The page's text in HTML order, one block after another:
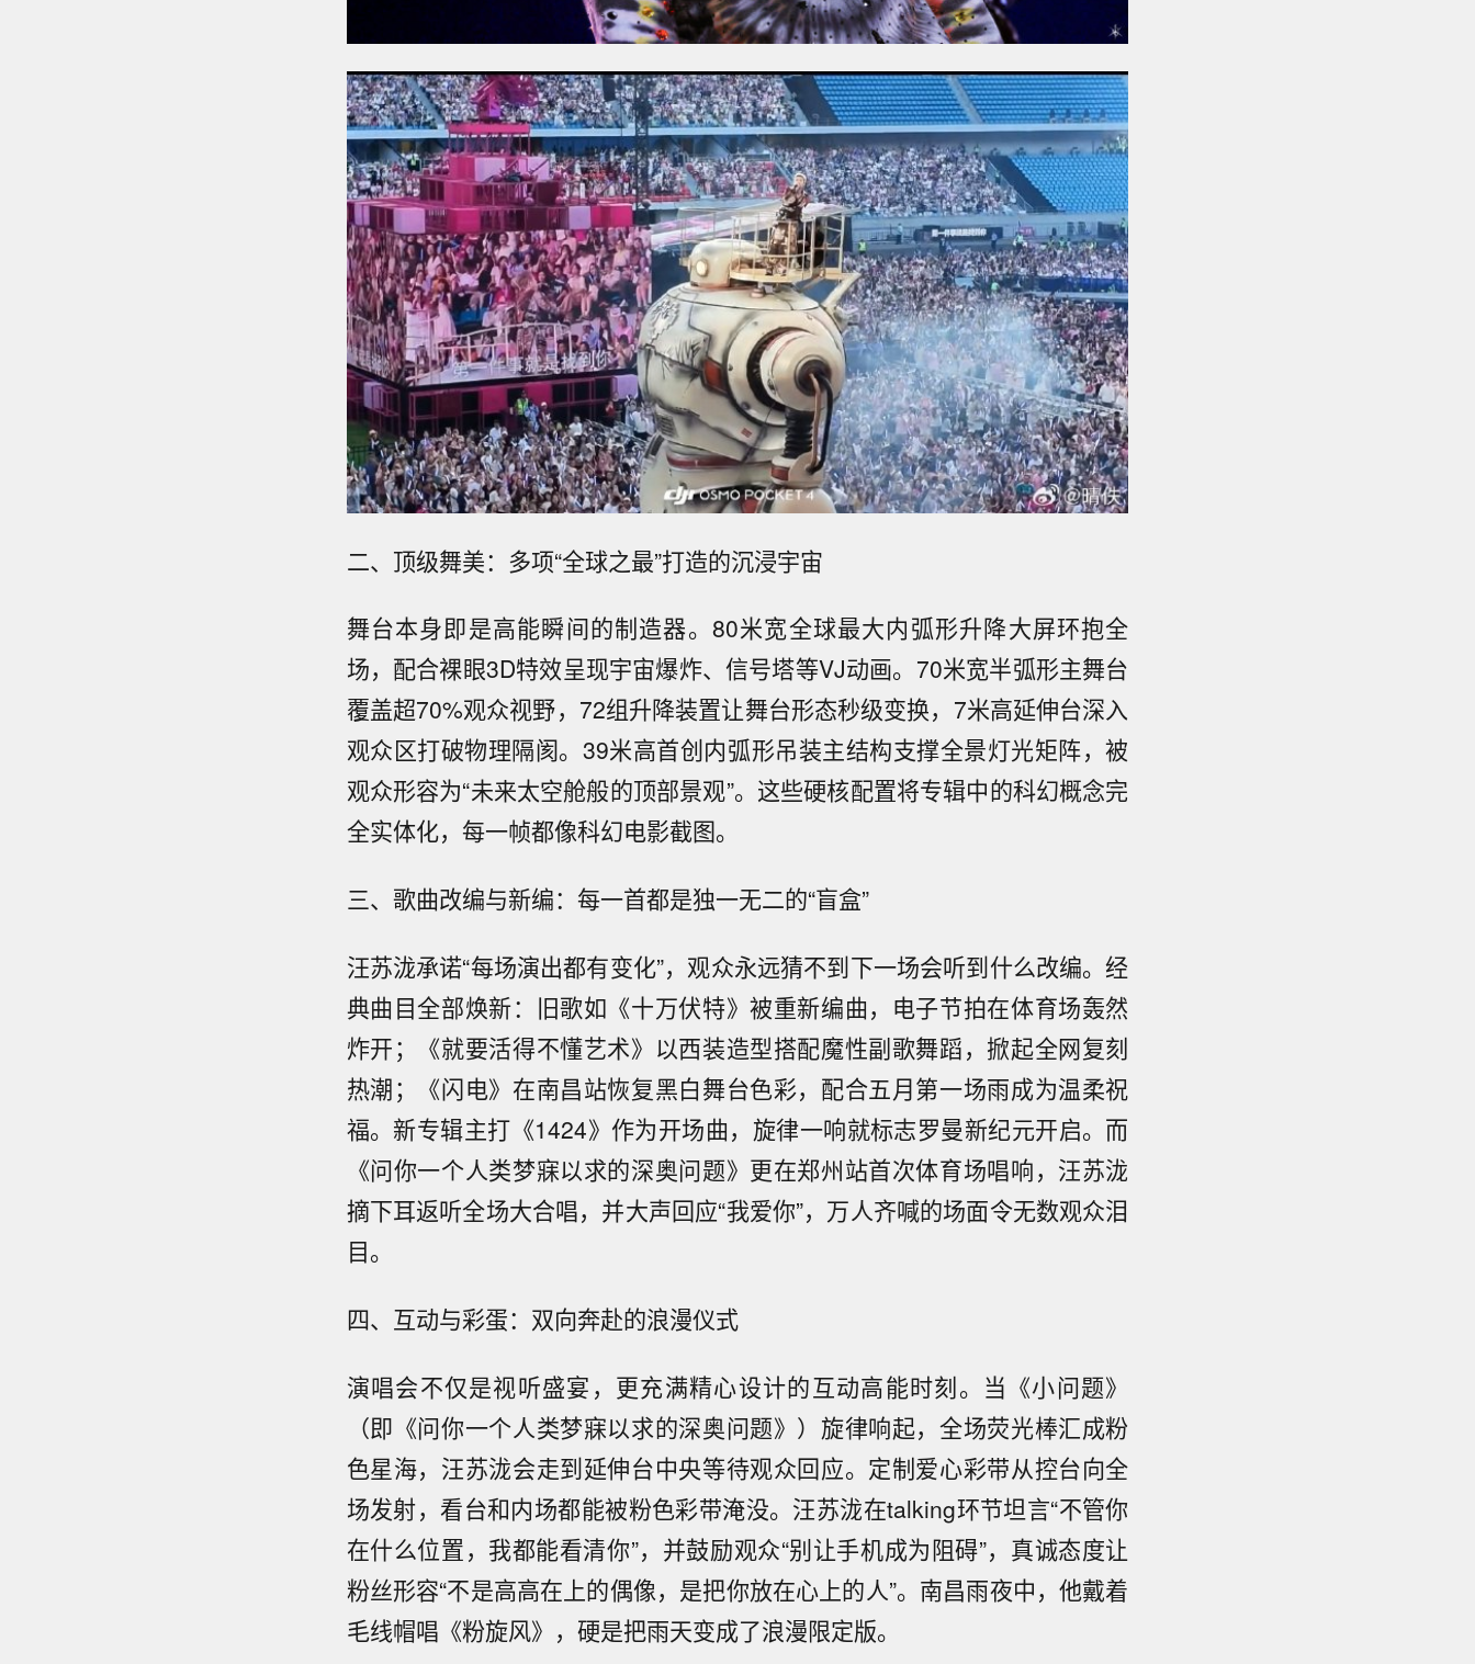
二、顶级舞美：多项“全球之最”打造的沉浸宇宙
舞台本身即是高能瞬间的制造器。80米宽全球最大内弧形升降大屏环抱全
场，配合裸眼3D特效呈现宇宙爆炸、信号塔等VJ动画。70米宽半弧形主舞台
覆盖超70%观众视野，72组升降装置让舞台形态秒级变换，7米高延伸台深入
观众区打破物理隔阂。39米高首创内弧形吊装主结构支撑全景灯光矩阵，被
观众形容为“未来太空舱般的顶部景观”。这些硬核配置将专辑中的科幻概念完
全实体化，每一帧都像科幻电影截图。
三、歌曲改编与新编：每一首都是独一无二的“盲盒”
汪苏泷承诺“每场演出都有变化”，观众永远猜不到下一场会听到什么改编。经
典曲目全部焕新：旧歌如《十万伏特》被重新编曲，电子节拍在体育场轰然
炸开；《就要活得不懂艺术》以西装造型搭配魔性副歌舞蹈，掀起全网复刻
热潮；《闪电》在南昌站恢复黑白舞台色彩，配合五月第一场雨成为温柔祝
福。新专辑主打《1424》作为开场曲，旋律一响就标志罗曼新纪元开启。而
《问你一个人类梦寐以求的深奥问题》更在郑州站首次体育场唱响，汪苏泷
摘下耳返听全场大合唱，并大声回应“我爱你”，万人齐喊的场面令无数观众泪
目。
四、互动与彩蛋：双向奔赴的浪漫仪式
演唱会不仅是视听盛宴，更充满精心设计的互动高能时刻。当《小问题》
（即《问你一个人类梦寐以求的深奥问题》）旋律响起，全场荧光棒汇成粉
色星海，汪苏泷会走到延伸台中央等待观众回应。定制爱心彩带从控台向全
场发射，看台和内场都能被粉色彩带淹没。汪苏泷在talking环节坦言“不管你
在什么位置，我都能看清你”，并鼓励观众“别让手机成为阻碍”，真诚态度让
粉丝形容“不是高高在上的偶像，是把你放在心上的人”。南昌雨夜中，他戴着
毛线帽唱《粉旋风》，硬是把雨天变成了浪漫限定版。